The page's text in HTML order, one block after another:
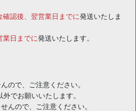
確認後、翌営業日までに発送いたしま
業日までに発送いたします。
ので、ご注意ください。
でお願いいたします。
んので、ご注意ください。